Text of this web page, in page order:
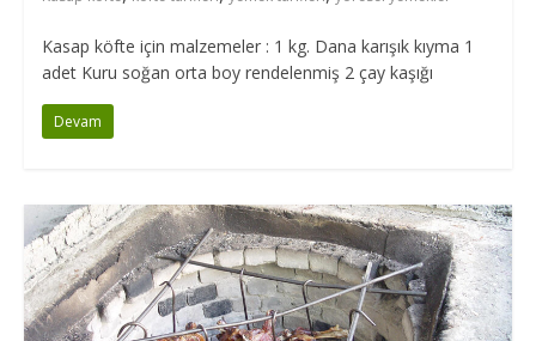
Kasap köfte için malzemeler : 1 kg. Dana karışık kıyma 1
adet Kuru soğan orta boy rendelenmiş 2 çay kaşığı
Devam